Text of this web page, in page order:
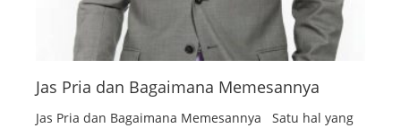
Jas Pria dan Bagaimana Memesannya
Jas Pria dan Bagaimana Memesannya Satu hal yang